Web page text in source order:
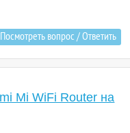
Посмотреть вопрос / Ответить
Mi WiFi Router на